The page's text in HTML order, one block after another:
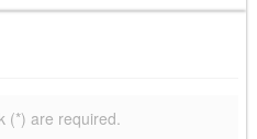
(*) are required.